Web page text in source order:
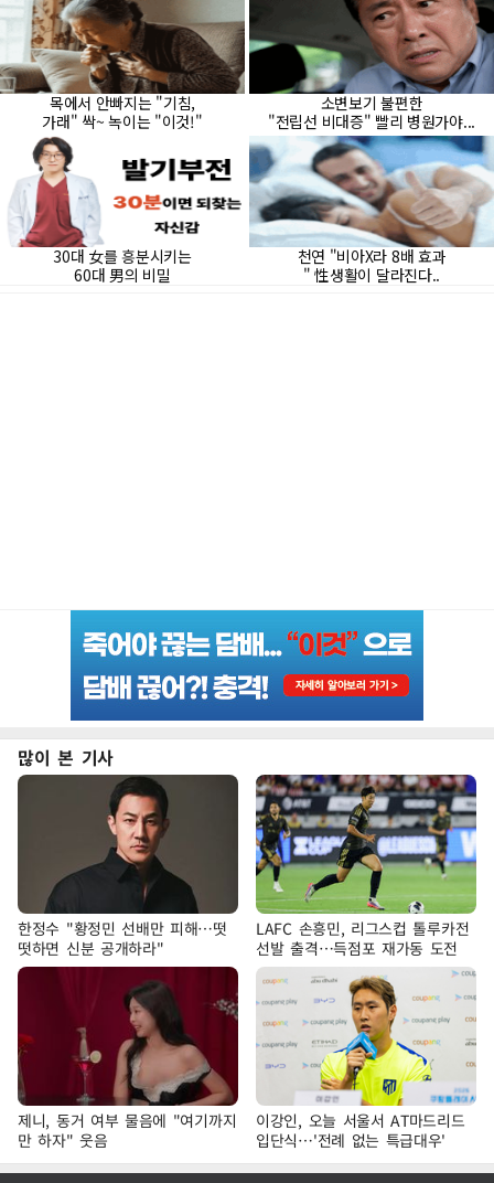
많이 본 기사
한정수 "황정민 선배만 피해…떳
떳하면 신분 공개하라"
LAFC 손흥민, 리그스컵 톨루카전
선발 출격…득점포 재가동 도전
제니, 동거 여부 물음에 "여기까지
만 하자" 웃음
이강인, 오늘 서울서 AT마드리드
입단식…'전례 없는 특급대우'